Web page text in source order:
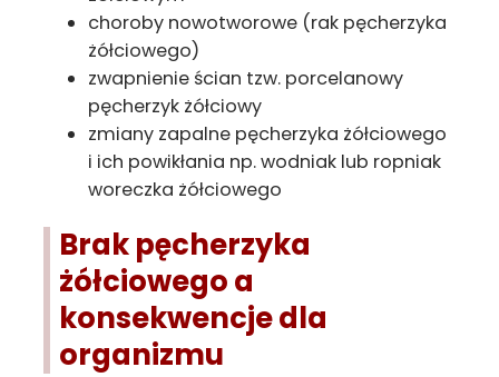
choroby nowotworowe (rak pęcherzyka
żółciowego)
zwapnienie ścian tzw. porcelanowy
pęcherzyk żółciowy
zmiany zapalne pęcherzyka żółciowego
i ich powikłania np. wodniak lub ropniak
woreczka żółciowego
Brak pęcherzyka
żółciowego a
konsekwencje dla
organizmu